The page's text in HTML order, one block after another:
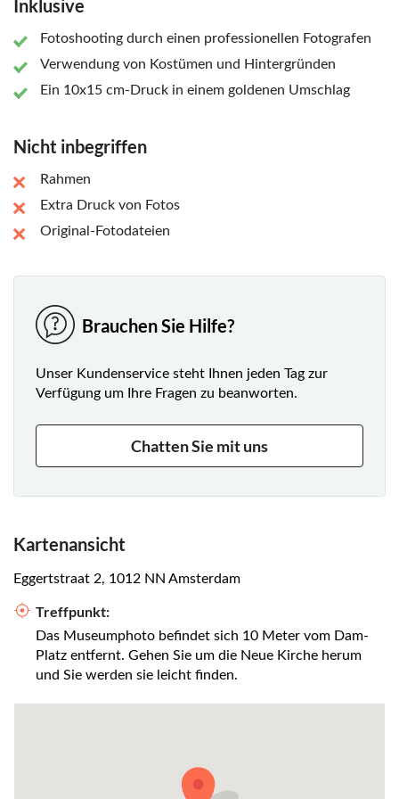
Inklusive
Fotoshooting durch einen professionellen Fotografen
Verwendung von Kostümen und Hintergründen
Ein 10x15 cm-Druck in einem goldenen Umschlag
Nicht inbegriffen
Rahmen
Extra Druck von Fotos
Original-Fotodateien
Brauchen Sie Hilfe?
Unser Kundenservice steht Ihnen jeden Tag zur
Verfügung um Ihre Fragen zu beanworten.
Chatten Sie mit uns
Kartenansicht
Eggertstraat 2, 1012 NN Amsterdam
Treffpunkt:
Das Museumphoto befindet sich 10 Meter vom Dam-
Platz entfernt. Gehen Sie um die Neue Kirche herum
und Sie werden sie leicht finden.